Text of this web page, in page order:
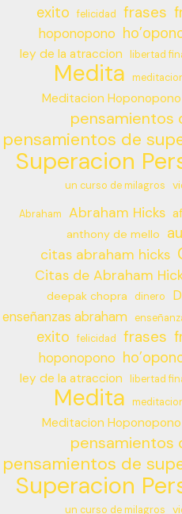
exito felicidad frases
hoponopono
ley de la atraccion libertad
Medita
Meditacion Hoponopono
pensamientos
pensamientos de
Superacion
un curso de milagros
Abraham Abraham Hicks
anthony de mello
citas abraham hicks
Citas de Abraham
deepak chopra dinero
enseñanzas abraham
exito felicidad frases
hoponopono
ley de la atraccion libertad
Medita
Meditacion Hoponopono
pensamientos
pensamientos de
Superacion
un curso de milagros